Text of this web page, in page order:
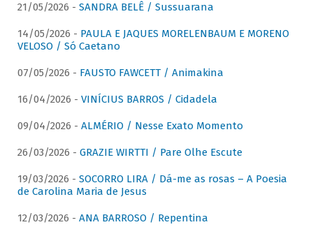
21/05/2026 - SANDRA BELÊ / Sussuarana
14/05/2026 - PAULA E JAQUES MORELENBAUM E MORENO
VELOSO / Só Caetano
07/05/2026 - FAUSTO FAWCETT / Animakina
16/04/2026 - VINÍCIUS BARROS / Cidadela
09/04/2026 - ALMÉRIO / Nesse Exato Momento
26/03/2026 - GRAZIE WIRTTI / Pare Olhe Escute
19/03/2026 - SOCORRO LIRA / Dá-me as rosas – A Poesia
de Carolina Maria de Jesus
12/03/2026 - ANA BARROSO / Repentina